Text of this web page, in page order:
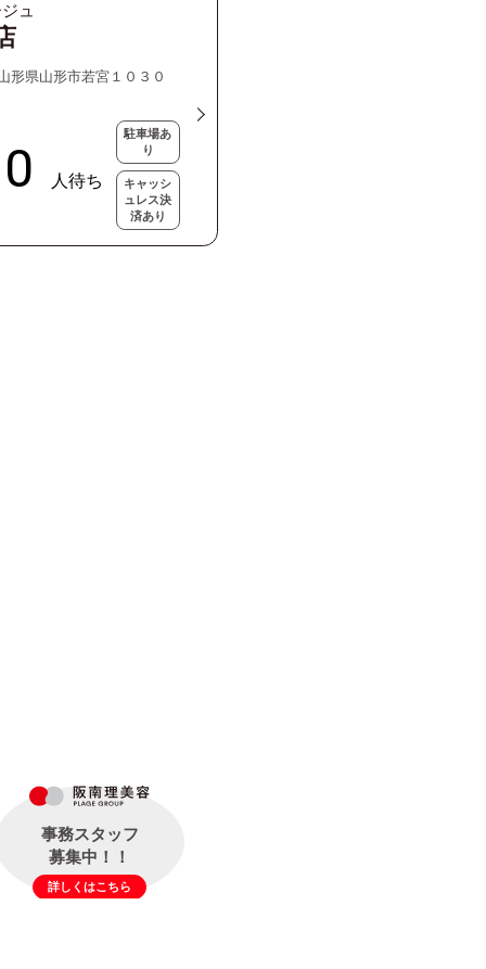
ュ
形県山形市若宮１０３０
駐車場あ
り
キャッシ
ュレス決
済あり
事務スタッフ
募集中！！
詳しくはこちら